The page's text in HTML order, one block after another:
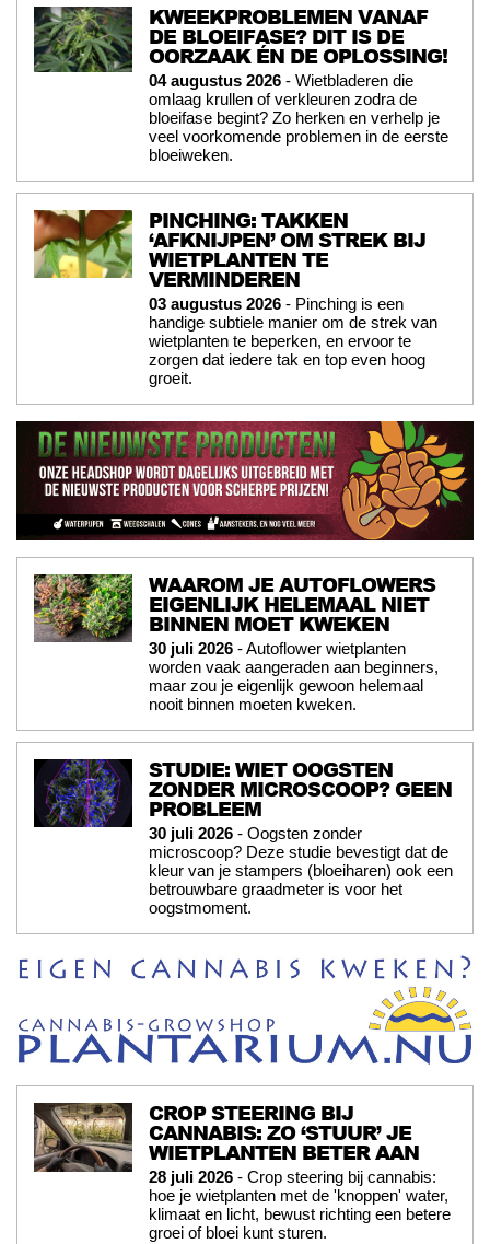
KWEEKPROBLEMEN VANAF
DE BLOEIFASE? DIT IS DE
OORZAAK ÉN DE OPLOSSING!
04 augustus 2026 - Wietbladeren die
omlaag krullen of verkleuren zodra de
bloeifase begint? Zo herken en verhelp je
veel voorkomende problemen in de eerste
bloeiweken.
PINCHING: TAKKEN
‘AFKNIJPEN’ OM STREK BIJ
WIETPLANTEN TE
VERMINDEREN
03 augustus 2026 - Pinching is een
handige subtiele manier om de strek van
wietplanten te beperken, en ervoor te
zorgen dat iedere tak en top even hoog
groeit.
WAAROM JE AUTOFLOWERS
EIGENLIJK HELEMAAL NIET
BINNEN MOET KWEKEN
30 juli 2026 - Autoflower wietplanten
worden vaak aangeraden aan beginners,
maar zou je eigenlijk gewoon helemaal
nooit binnen moeten kweken.
STUDIE: WIET OOGSTEN
ZONDER MICROSCOOP? GEEN
PROBLEEM
30 juli 2026 - Oogsten zonder
microscoop? Deze studie bevestigt dat de
kleur van je stampers (bloeiharen) ook een
betrouwbare graadmeter is voor het
oogstmoment.
CROP STEERING BIJ
CANNABIS: ZO ‘STUUR’ JE
WIETPLANTEN BETER AAN
28 juli 2026 - Crop steering bij cannabis:
hoe je wietplanten met de 'knoppen' water,
klimaat en licht, bewust richting een betere
groei of bloei kunt sturen.